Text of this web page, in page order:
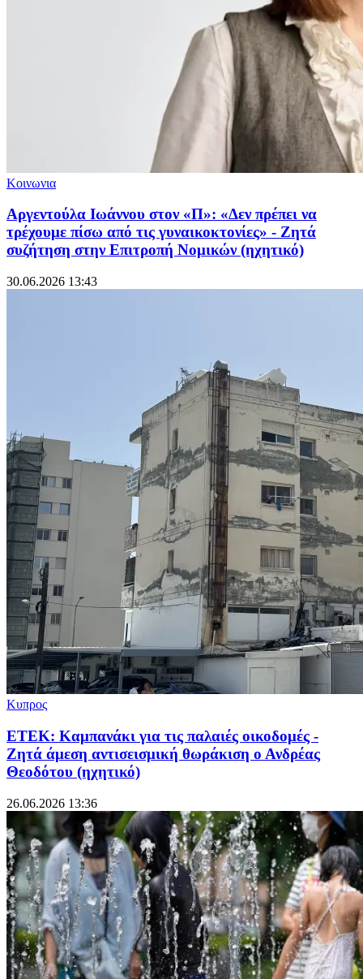
Κοινωνια
Αργεντούλα Ιωάννου στον «Π»: «Δεν πρέπει να
τρέχουμε πίσω από τις γυναικοκτονίες» - Ζητά
συζήτηση στην Επιτροπή Νομικών (ηχητικό)
30.06.2026 13:43
Κυπρος
ΕΤΕΚ: Καμπανάκι για τις παλαιές οικοδομές -
Ζητά άμεση αντισεισμική θωράκιση ο Ανδρέας
Θεοδότου (ηχητικό)
26.06.2026 13:36